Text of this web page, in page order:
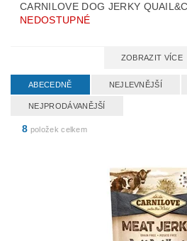
CARNILOVE DOG JERKY
NEDOSTUPNÉ
ZOBRAZIT VÍCE
ABECEDNĚ NEJLEVNĚJŠÍ
NEJPRODÁVANĚJŠÍ
8 položek celkem